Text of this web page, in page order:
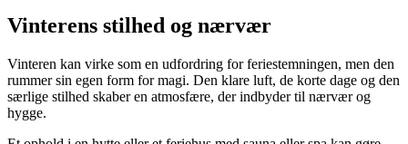
Vinterens stilhed og nærvær
Vinteren kan virke som en udfordring for feriestemningen, men den
rummer sin egen form for magi. Den klare luft, de korte dage og den
særlige stilhed skaber en atmosfære, der indbyder til nærvær og
hygge.